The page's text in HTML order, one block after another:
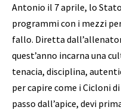
Antonio il 7 aprile, lo
programmi con i mezzi
fallo. Diretta
quest’anno incarna una
tenacia, disciplina,
per capire come i Cicloni
passo dall’apice, devi